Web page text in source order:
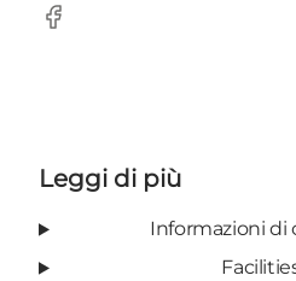
Facebook
Leggi di più
Informazioni di